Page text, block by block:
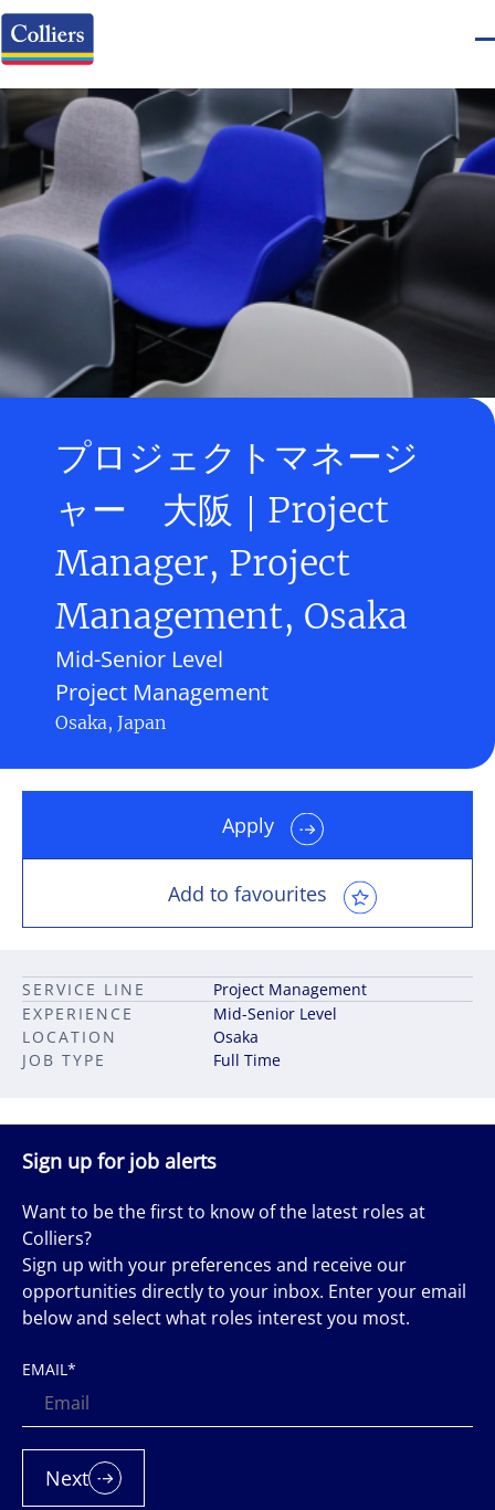
プロジェクトマネージ
ャー 大阪｜Project
Manager, Project
Management, Osaka
Project Management
Mid-Senior Level
Osaka, Japan
Apply
Add to favourites
JOB TYPE Full Time
LOCATION Osaka
SERVICE LINE
Project Management
EXPERIENCE
Mid-Senior Level
Sign up for job alerts
Want to be the first to know of the latest roles at
Colliers?
Sign up with your preferences and receive our
opportunities directly to your inbox. Enter your email
below and select what roles interest you most.
EMAIL*
Next